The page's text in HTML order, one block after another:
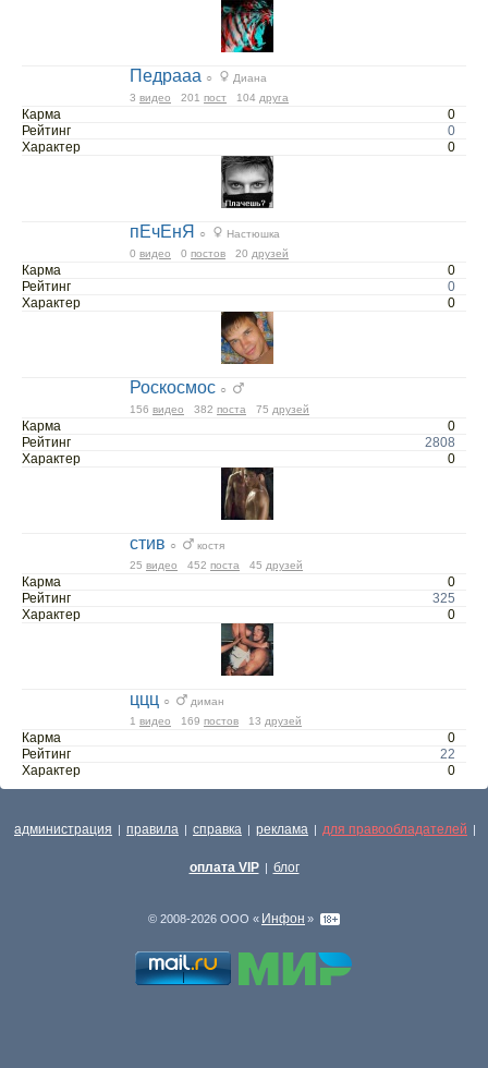
Педрааа ○
Диана
3 видео 201 пост 104 друга
Карма
0
Рейтинг
0
Характер
0
пЕчЕнЯ ○
Настюшка
0 видео 0 постов 20 друзей
Карма
0
Рейтинг
0
Характер
0
Роскосмос ○
156 видео 382 поста 75 друзей
Карма
0
Рейтинг
2808
Характер
0
стив ○
костя
25 видео 452 поста 45 друзей
Карма
0
Рейтинг
325
Характер
0
ццц ○
диман
1 видео 169 постов 13 друзей
Карма
0
Рейтинг
22
Характер
0
администрация | правила | справка | реклама | для правообладателей |
оплата VIP | блог
© 2008-2026 ООО « Инфон »